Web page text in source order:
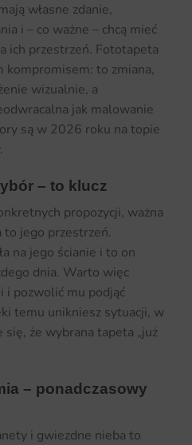
własne zdanie,
i – co ważne – chcą mieć
ich przestrzeń. Fototapeta
kompromisem: to zmiana,
wizualnie, a
jak malowanie
są w 2026 roku na topie
– to klucz
propozycji, ważna
to jego przestrzeń.
na jego ścianie i to on
dnia. Warto więc
i pozwolić mu podjąć
temu unikniesz sytuacji, w
że wybrana tapeta „już
– ponadczasowy
i gwiezdne nieba to